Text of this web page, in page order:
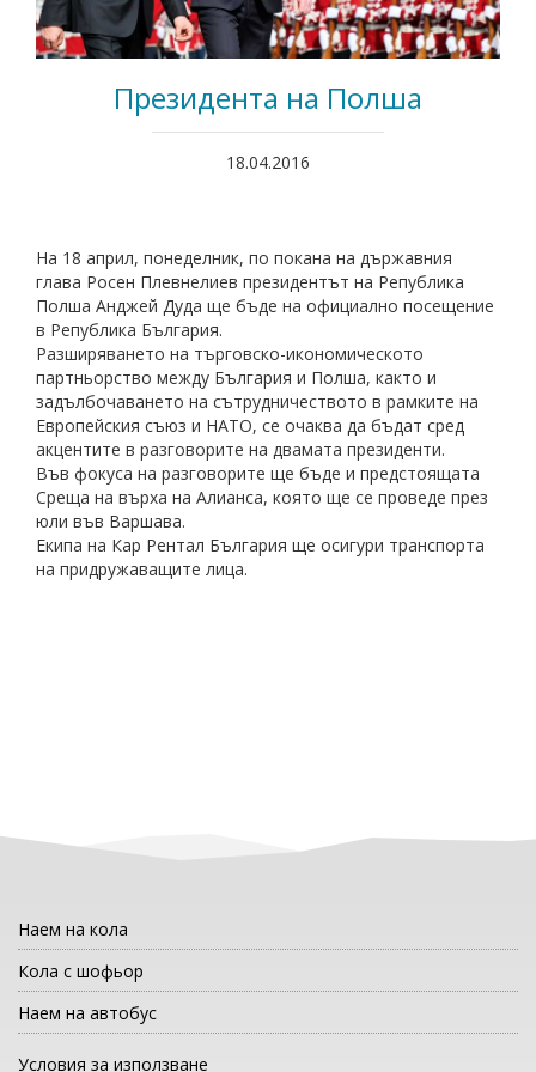
Президента на Полша
18.04.2016
На 18 април, понеделник, по покана на държавния
глава Росен Плевнелиев президентът на Република
Полша Анджей Дуда ще бъде на официално посещение
в Република България.
Разширяването на търговско-икономическото
партньорство между България и Полша, както и
задълбочаването на сътрудничеството в рамките на
Европейския съюз и НАТО, се очаква да бъдат сред
акцентите в разговорите на двамата президенти.
Във фокуса на разговорите ще бъде и предстоящата
Среща на върха на Алианса, която ще се проведе през
юли във Варшава.
Екипа на Кар Рентал България ще осигури транспорта
на придружаващите лица.
Наем на кола
Кола с шофьор
Наем на автобус
Условия за използване